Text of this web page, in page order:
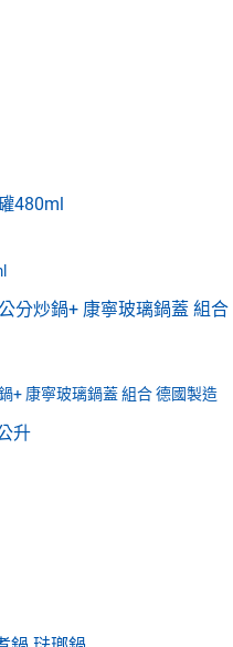
+ 康寧玻璃鍋蓋 組合 德國製造